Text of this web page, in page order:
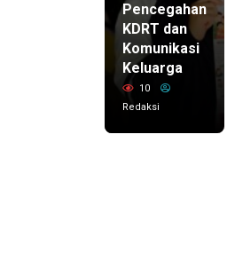
Pencegahan
KDRT dan
Komunikasi
Keluarga
10
Redaksi